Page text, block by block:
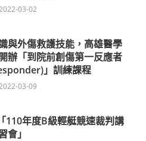
03-02
與外傷救護技能，高雄醫學
辦「到院前創傷第一反應者
」訓練課程
03-09
110年度B級輕艇競速裁判講
會」